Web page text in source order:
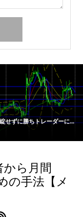
せずに勝ちトレーダーに...
から月間
の手法【メ